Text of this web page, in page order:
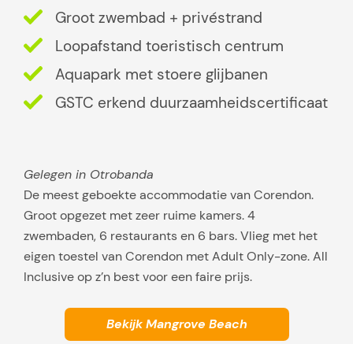
Groot zwembad + privéstrand
Loopafstand toeristisch centrum
Aquapark met stoere glijbanen
GSTC erkend duurzaamheidscertificaat
Gelegen in Otrobanda
De meest geboekte accommodatie van Corendon.
Groot opgezet met zeer ruime kamers. 4
zwembaden, 6 restaurants en 6 bars. Vlieg met het
eigen toestel van Corendon met Adult Only-zone. All
Inclusive op z’n best voor een faire prijs.
Bekijk Mangrove Beach